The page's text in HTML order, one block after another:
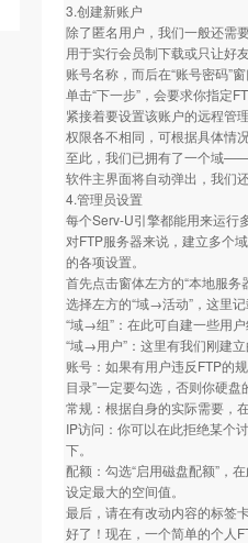
3.创建新账户
除了匿名用户，我们一般还需
用于实行会员制下载或只让好
账号名称，而后在“账号密码”
单击“下一步”，会要求你指定
紧接着要设置该账户的远程管
权限各不相同，可根据具体情
至此，我们已拥有了一个域
软件主界面将自动弹出，我们
4.管理员设置
每个Serv-U引擎都能用来运行
对FTP服务器来说，建立多个
的各项设置。
首先点击窗体左方的“本地服务
选择左方的“域→活动”，这里
“域→组”：在此可自建一些用
“域→用户”：这里有我们刚建
账号：如果有用户违反FTP的
目录”一定要勾选，否则你硬
常规：根据自身的实际需要，
IP访问：你可以在此拒绝某个
下。
配额：勾选“启用磁盘配额”，
设定最大的空间值。
最后，请在有改动内容的标签
好了！现在，一个简单的个人